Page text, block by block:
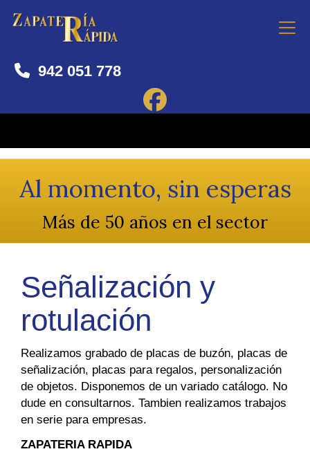
942 051 778
Al momento, sin esperas
Más de 50 años en el sector
Señalización y
rotulación
Realizamos grabado de placas de buzón, placas de
señalización, placas para regalos, personalización
de objetos. Disponemos de un variado catálogo. No
dude en consultarnos. Tambien realizamos trabajos
en serie para empresas.
ZAPATERIA RAPIDA